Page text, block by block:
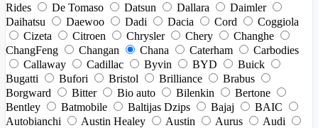
Rides
De Tomaso Datsun Dallara
Daimler
Daihatsu
Daewoo Dadi Dacia Cord
Coggiola
Cizeta
Citroen Chrysler Chery
Changhe
ChangFeng
Changan Chana Caterham
Carbodies
Callaway
Cadillac Byvin BYD
Buick
Bugatti
Bufori Bristol Brilliance
Brabus
Borgward
Bitter Bio auto Bilenkin
Bertone
Bentley
Batmobile Baltijas Dzips Bajaj
BAIC
Autobianchi
Austin Healey Austin Aurus
Audi